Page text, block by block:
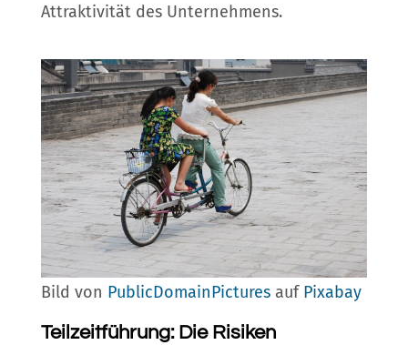
Attraktivität des Unternehmens.
Bild von PublicDomainPicturesauf Pixabay
Teilzeitführung: Die Risiken